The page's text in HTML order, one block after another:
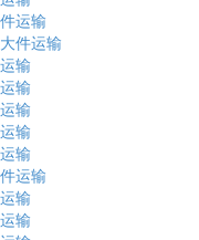
运输
件运输
输
输
输
输
输
运输
输
输